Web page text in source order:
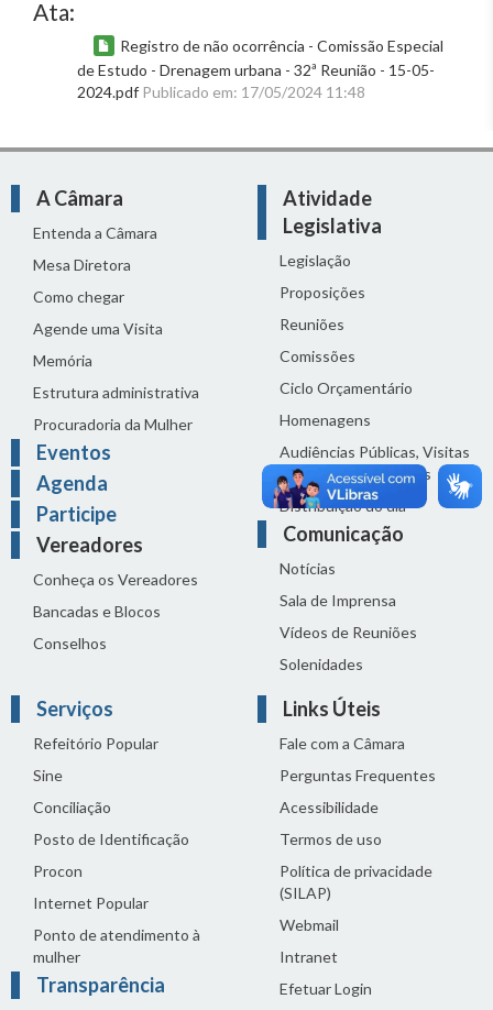
Ata:
Registro de não ocorrência - Comissão Especial
de Estudo - Drenagem urbana - 32ª Reunião - 15-05-
2024.pdf Publicado em: 17/05/2024 11:48
A Câmara
Entenda a Câmara
Mesa Diretora
Como chegar
Agende uma Visita
Memória
Estrutura administrativa
Procuradoria da Mulher
Eventos
Agenda
Participe
Vereadores
Conheça os Vereadores
Bancadas e Blocos
Conselhos
Atividade
Legislativa
Legislação
Proposições
Reuniões
Comissões
Ciclo Orçamentário
Homenagens
Audiências Públicas, Visitas
Técnicas e Seminários
Distribuição do dia
Comunicação
Notícias
Sala de Imprensa
Vídeos de Reuniões
Solenidades
Serviços
Refeitório Popular
Sine
Conciliação
Posto de Identificação
Procon
Internet Popular
Ponto de atendimento à
mulher
Transparência
Links Úteis
Fale com a Câmara
Perguntas Frequentes
Acessibilidade
Termos de uso
Política de privacidade
(SILAP)
Webmail
Intranet
Efetuar Login